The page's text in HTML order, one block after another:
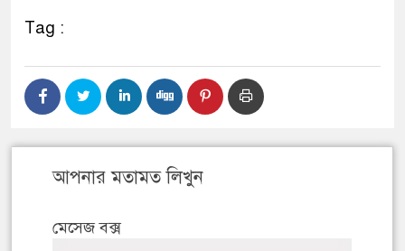
Tag :
আপনার মতামত লিখুন
মেসেজ বক্স